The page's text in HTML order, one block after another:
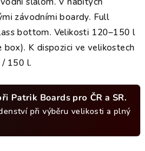
závodními boardy. Full
bottom. Velikosti 120–150 l
K dispozici ve velikostech
150 l.
Patrik Boards pro ČR a SR.
při výběru velikosti a plný